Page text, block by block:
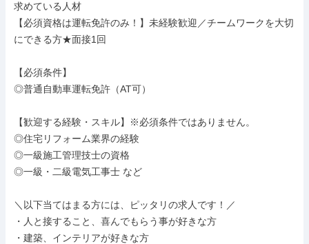
求めている人材
【必須資格は運転免許のみ！】未経験歓迎／チームワークを大切
にできる方★面接1回
【必須条件】
◎普通自動車運転免許（AT可）
【歓迎する経験・スキル】※必須条件ではありません。
◎住宅リフォーム業界の経験
◎一級施工管理技士の資格
◎一級・二級電気工事士 など
＼以下当てはまる方には、ピッタリの求人です！／
・人と接すること、喜んでもらう事が好きな方
・建築、インテリアが好きな方